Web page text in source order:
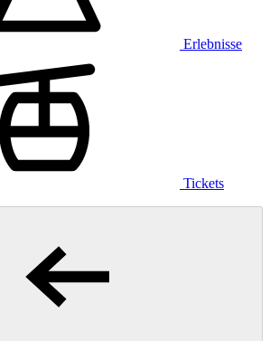
Erlebnisse
Tickets